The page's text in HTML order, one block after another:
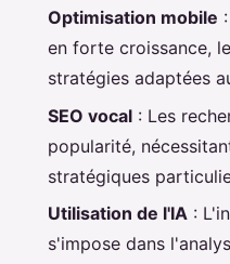
Optimisation mobile
en forte croissance,
stratégies adaptées
SEO vocal : Les
popularité,
stratégiques
Utilisation de l'IA :
s'impose dans